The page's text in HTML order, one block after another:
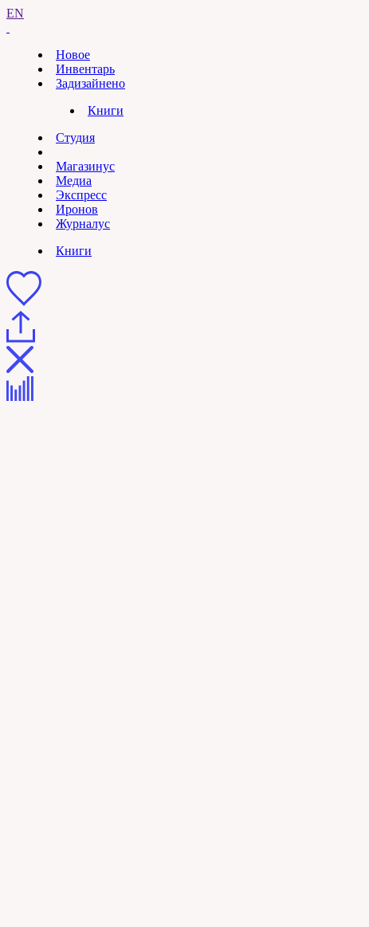
EN
Новое
Инвентарь
Задизайнено
Книги
Студия
Магазинус
Медиа
Экспресс
Иронов
Журналус
Книги